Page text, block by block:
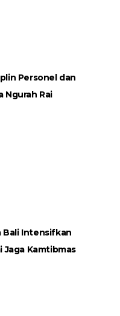
Personel dan
Ngurah Rai
Bali Intensifkan
Jaga Kamtibmas